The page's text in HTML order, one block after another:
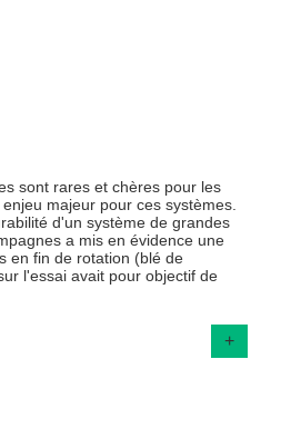
sont rares et chères pour les
majeur pour ces systèmes.
d'un système de grandes
a mis en évidence une
en fin de rotation (blé de
l'essai avait pour objectif de
+